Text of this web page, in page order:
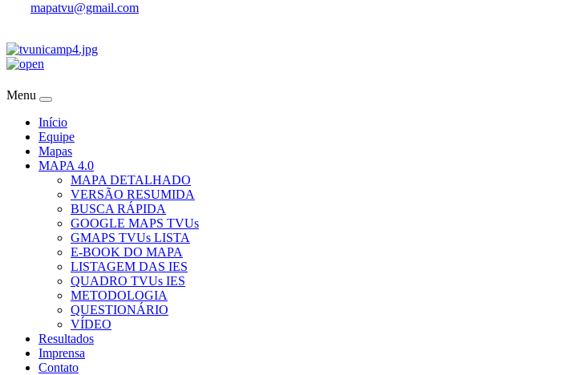
mapatvu@gmail.com
Menu
Início
Equipe
Mapas
MAPA 4.0
MAPA DETALHADO
VERSÃO RESUMIDA
BUSCA RÁPIDA
GOOGLE MAPS TVUs
GMAPS TVUs LISTA
E-BOOK DO MAPA
LISTAGEM DAS IES
QUADRO TVUs IES
METODOLOGIA
QUESTIONÁRIO
VÍDEO
Resultados
Imprensa
Contato